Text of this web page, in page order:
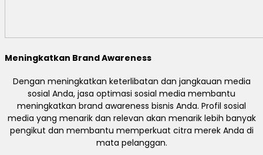
Meningkatkan Brand Awareness
Dengan meningkatkan keterlibatan dan jangkauan media
sosial Anda, jasa optimasi sosial media membantu
meningkatkan brand awareness bisnis Anda. Profil sosial
media yang menarik dan relevan akan menarik lebih banyak
pengikut dan membantu memperkuat citra merek Anda di
mata pelanggan.